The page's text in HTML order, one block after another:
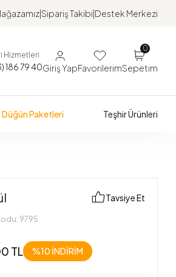
Sipariş Takibi Destek Merkezi
Hizmetleri
186 79 40Giriş YapFavorilerim
0
Sepetim
Düğün Paketleri Teşhir Ürünleri
9795
Tavsiye Et
TL %10 İNDİRİM